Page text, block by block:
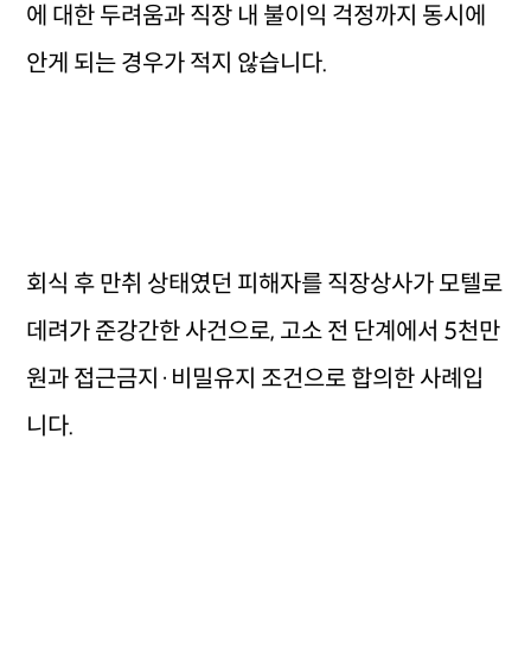
에 대한 두려움과 직장 내 불이익 걱정까지 동시에
안게 되는 경우가 적지 않습니다.
회식 후 만취 상태였던 피해자를 직장상사가 모텔로
데려가 준강간한 사건으로, 고소 전 단계에서 5천만
원과 접근금지·비밀유지 조건으로 합의한 사례입
니다.